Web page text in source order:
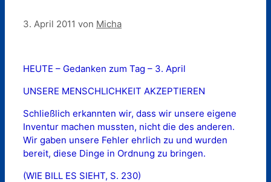
3. April 2011 von Micha
HEUTE – Gedanken zum Tag – 3. April
UNSERE MENSCHLICHKEIT AKZEPTIEREN
Schließlich erkannten wir, dass wir unsere eigene
Inventur machen mussten, nicht die des anderen.
Wir gaben unsere Fehler ehrlich zu und wurden
bereit, diese Dinge in Ordnung zu bringen.
(WIE BILL ES SIEHT, S. 230)